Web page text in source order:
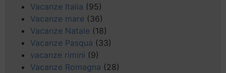
Vacanze Italia (95)
Vacanze mare (36)
Vacanze Natale (18)
Vacanze Pasqua (33)
vacanze rimini (9)
Vacanze Romagna (28)